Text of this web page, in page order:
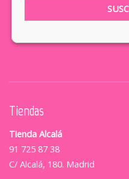
Tiendas
Tienda Alcalá
91 725 87 38
C/ Alcalá, 180. Madrid